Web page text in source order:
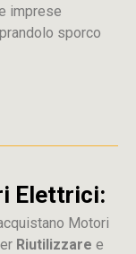
imprese
sporco
Elettrici:
Motori
Riutilizzare e